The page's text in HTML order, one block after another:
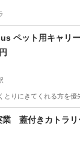
ペット用キャリ
とりにきてくれる方を
駅 その他 Pet
業 蓋付きカトラリ